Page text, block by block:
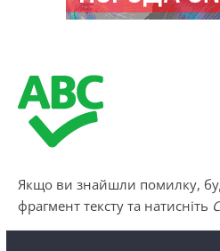
Якщо ви знайшли помилку,
фрагмент тексту та натисніть